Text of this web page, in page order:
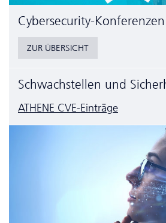
Cyber­security-Konferenzen
ZUR ÜBERSICHT
Schwachstellen und
ATHENE CVE-Einträge